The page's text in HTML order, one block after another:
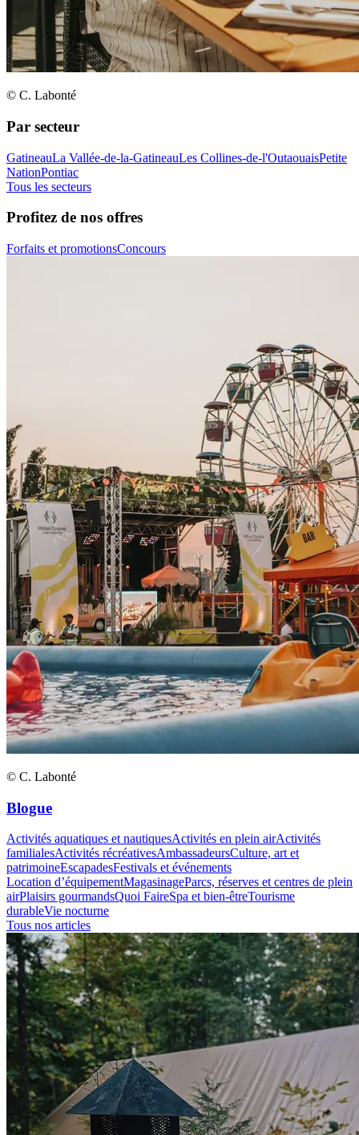
© C. Labonté
Par secteur
GatineauLa Vallée-de-la-GatineauLes Collines-de-l'OutaouaisPetite
NationPontiac
Tous les secteurs
Profitez de nos offres
Forfaits et promotionsConcours
© C. Labonté
Blogue
Activités aquatiques et nautiquesActivités en plein airActivités
familialesActivités récréativesAmbassadeursCulture, art et
patrimoineEscapadesFestivals et événements
Location d’équipementMagasinageParcs, réserves et centres de plein
airPlaisirs gourmandsQuoi FaireSpa et bien-êtreTourisme
durableVie nocturne
Tous nos articles